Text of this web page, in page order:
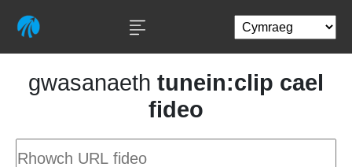
gwasanaeth tunein:clip cael
fideo